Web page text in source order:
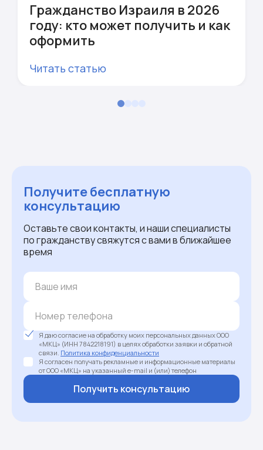
Гражданство Израиля в 2026
году: кто может получить и как
оформить
Читать статью
Получите бесплатную
консультацию
Оставьте свои контакты, и наши специалисты
по гражданству свяжутся с вами в ближайшее
время
Я даю согласие на обработку моих персональных данных ООО
«МКЦ» (ИНН 7842218191) в целях обработки заявки и обратной
связи. Политика конфиденциальности
Я согласен получать рекламные и информационные материалы
от ООО «МКЦ» на указанный e-mail и (или) телефон
Получить консультацию